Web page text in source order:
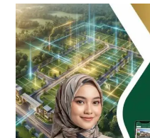
DICARI
10
FREELANCE
MARKETING
Properti
Komisi
Besar
|